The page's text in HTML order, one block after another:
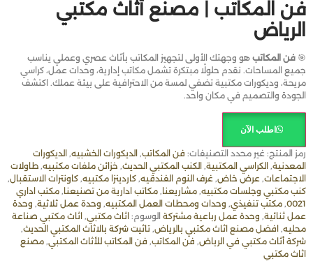
فن المكاتب | مصنع أثاث مكتبي
الرياض
🎯 فن المكاتب هو وجهتك الأولى لتجهيز المكاتب بأثاث عصري وعملي يناسب
جميع المساحات. نقدم حلولًا مبتكرة تشمل مكاتب إدارية، وحدات عمل، كراسي
مريحة، وديكورات مكتبية تضفي لمسة من الاحترافية على بيئة عملك. اكتشف
الجودة والتصميم في مكان واحد.
اطلب الآن
رمز المنتج: غير محدد التصنيفات: فن المكاتب, الديكورات الخشبيه, الديكورات
المعدنية, الكراسي المكتبية, الكنب المكتبي الحديث, خزائن ملفات مكتبيه, طاولات
الاجتماعات, عرض خاض, غرف النوم الفندقيه, كاردينزا مكتبيه, كاونترات الاستقبال,
كنب مكتبي وجلسات مكتبيه, مشاريعنا, مكاتب ادارية من تصنيعنا, مكتب اداري
0021
, مكتب تنفيذي, وحدات ومحطات العمل المكتبيه, وحدة عمل ثلاثية, وحدة
عمل ثنائية, وحدة عمل رباعية مشتركة الوسوم: اثاث مكتبي, اثاث مكتبي صناعة
محليه, افضل مصنع اثاث مكتبي بالرياض, تاثيت شركة بالاثاث المكتبي الحديث,
شركة أثاث مكتبي في الرياض, فن المكاتب, فن المكاتب للأثاث المكتبي, مصنع
اثاث مكتبي